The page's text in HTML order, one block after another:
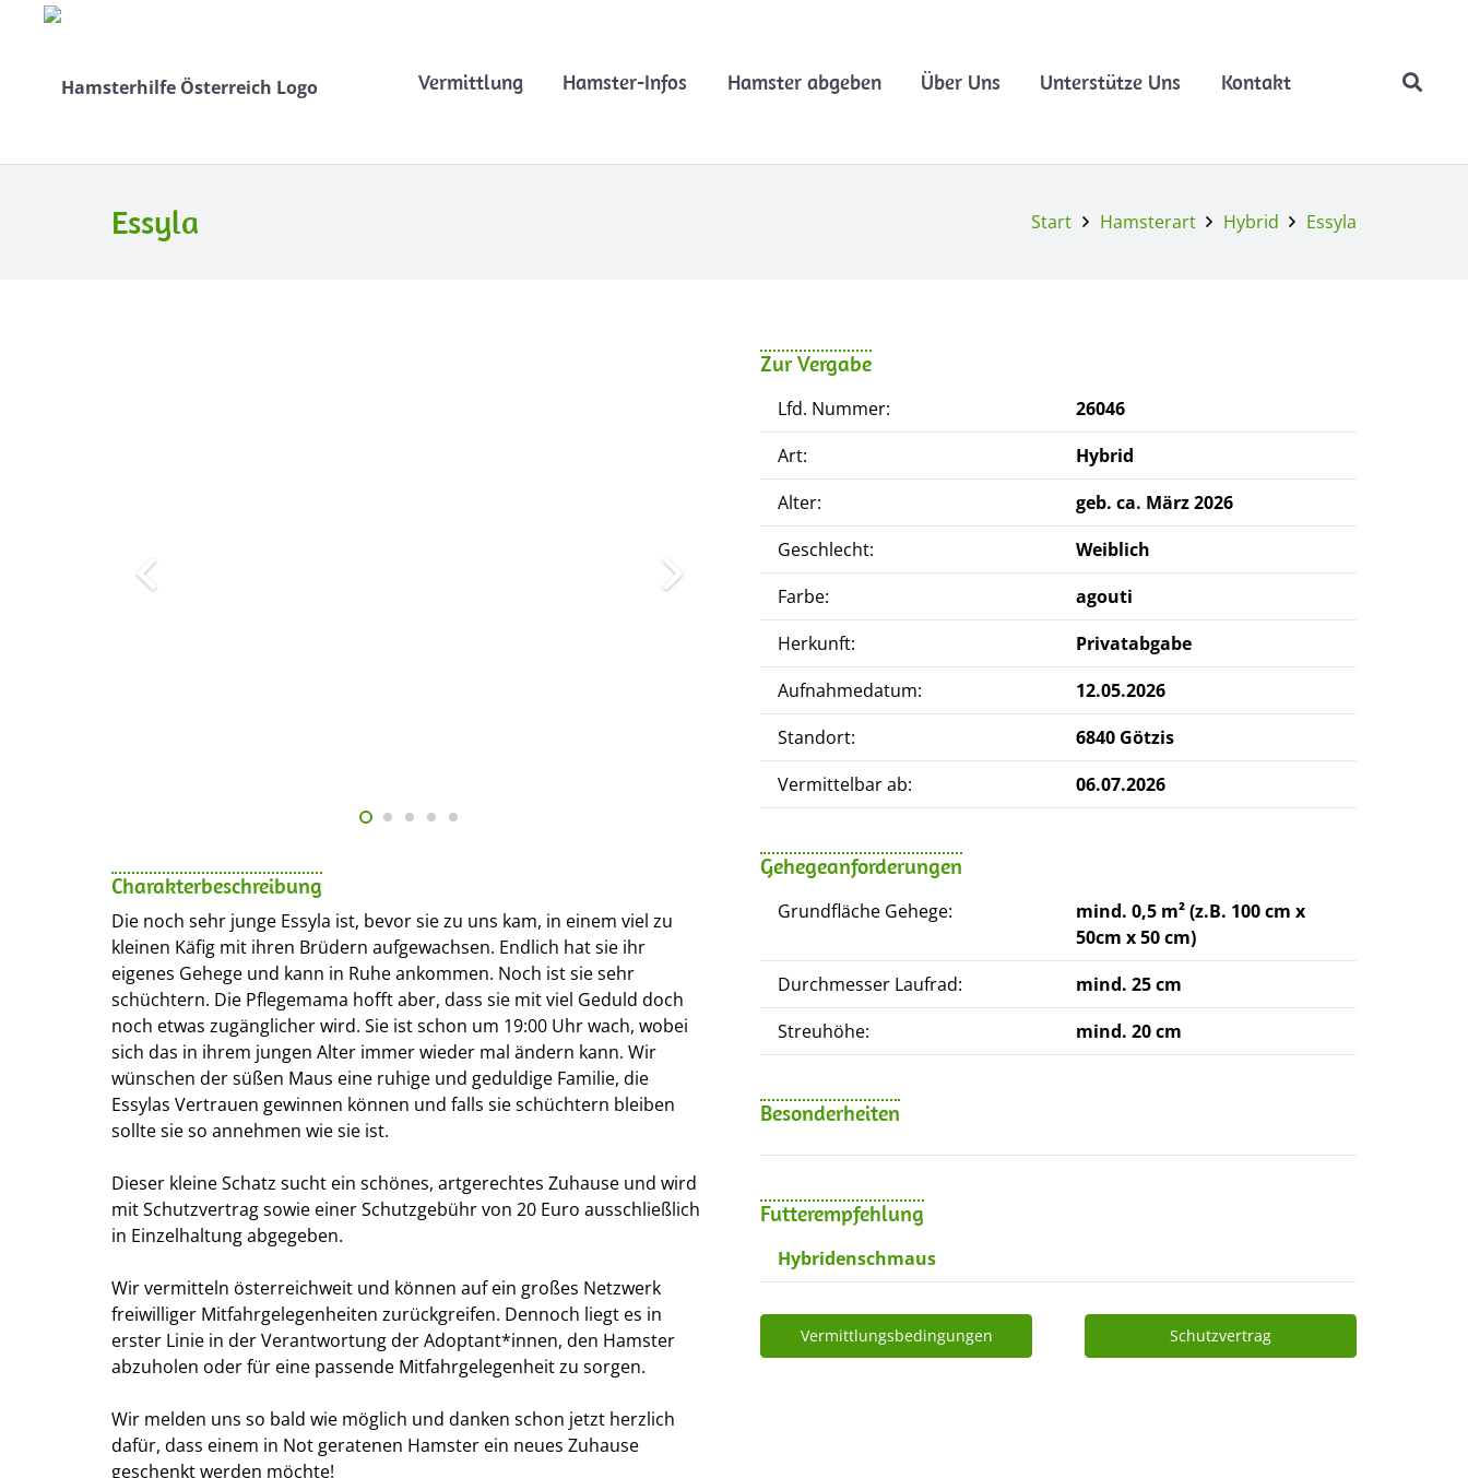
Vermittlung Hamster-Infos Hamster abgeben Über Uns Unterstütze Uns Kontakt
Essyla Start Hamsterart Hybrid Essyla
Charakterbeschreibung
Die noch sehr junge Essyla ist, bevor sie zu uns kam, in einem viel zu
kleinen Käfig mit ihren Brüdern aufgewachsen. Endlich hat sie ihr
eigenes Gehege und kann in Ruhe ankommen. Noch ist sie sehr
schüchtern. Die Pflegemama hofft aber, dass sie mit viel Geduld doch
noch etwas zugänglicher wird. Sie ist schon um 19:00 Uhr wach, wobei
sich das in ihrem jungen Alter immer wieder mal ändern kann. Wir
wünschen der süßen Maus eine ruhige und geduldige Familie, die
Essylas Vertrauen gewinnen können und falls sie schüchtern bleiben
sollte sie so annehmen wie sie ist.
Dieser kleine Schatz sucht ein schönes, artgerechtes Zuhause und wird
mit Schutzvertrag sowie einer Schutzgebühr von 20 Euro ausschließlich
in Einzelhaltung abgegeben.
Wir vermitteln österreichweit und können auf ein großes Netzwerk
freiwilliger Mitfahrgelegenheiten zurückgreifen. Dennoch liegt es in
erster Linie in der Verantwortung der Adoptant*innen, den Hamster
abzuholen oder für eine passende Mitfahrgelegenheit zu sorgen.
Wir melden uns so bald wie möglich und danken schon jetzt herzlich
dafür, dass einem in Not geratenen Hamster ein neues Zuhause
geschenkt werden möchte!
Zur Vergabe
Lfd. Nummer:
26046
Art:
Hybrid
Alter:
geb. ca. März 2026
Geschlecht:
Weiblich
Farbe:
agouti
Herkunft:
Privatabgabe
Aufnahmedatum:
12.05.2026
Standort:
6840 Götzis
Vermittelbar ab:
06.07.2026
Gehegeanforderungen
Grundfläche Gehege:
mind. 0,5 m² (z.B. 100 cm x
50cm x 50 cm)
Durchmesser Laufrad:
mind. 25 cm
Streuhöhe:
mind. 20 cm
Besonderheiten
Futterempfehlung
Hybridenschmaus
Vermittlungsbedingungen Schutzvertrag